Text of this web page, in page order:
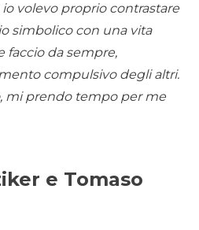
volevo proprio contrastare
simbolico con una vita
faccio da sempre,
compulsivo degli altri.
mi prendo tempo per me
e Tomaso